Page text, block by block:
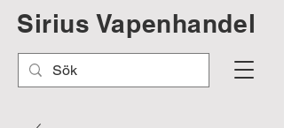
Sirius Vapenhandel